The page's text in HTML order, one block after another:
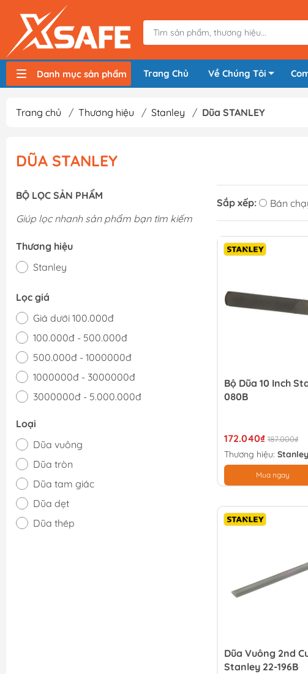
Danh mục sản phẩm Trang Chủ Về Chúng Tôi
Trang chủ / Thương hiệu / Stanley / Dũa STANLEY
DŨA STANLEY
Sắp xếp: Bán
Bộ Dũa 10 Inch
080B
172.040₫ 187.000₫
Thương hiệu: Stanley
Mua ngay
Dũa Vuông 2nd
Stanley 22-196B
BỘ LỌC SẢN PHẨM
Giúp lọc nhanh sản phẩm bạn tìm kiếm
Thương hiệu
Stanley
Lọc giá
Giá dưới 100.000đ
100.000đ - 500.000đ
500.000đ - 1000000đ
1000000đ - 3000000đ
3000000đ - 5.000.000đ
Loại
Dũa vuông
Dũa tròn
Dũa tam giác
Dũa dẹt
Dũa thép